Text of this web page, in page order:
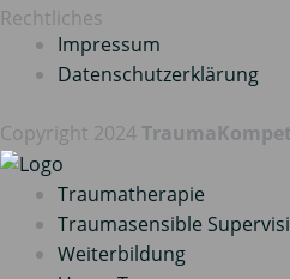
Rechtliches
Impressum
Datenschutz­erklärung
Copyright 2024
Traumatherapie
Traumasensible
Weiterbildung